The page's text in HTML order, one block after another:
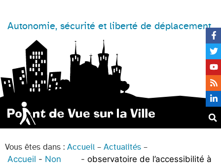
Autonomie, sécurité et liberté de déplacement
Vous êtes dans : Accueil – Actualités –
Accueil
Non
observatoire de l’accessibilité à